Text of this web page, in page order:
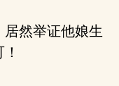
然举证他娘生